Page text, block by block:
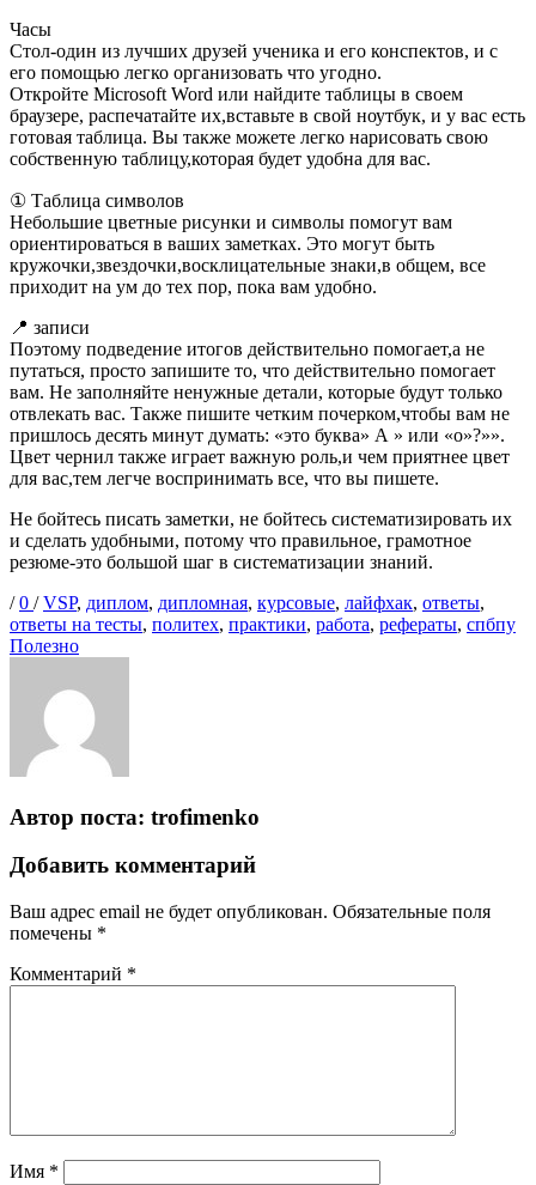
Часы
Стол-один из лучших друзей ученика и его конспектов, и с
его помощью легко организовать что угодно.
Откройте Microsoft Word или найдите таблицы в своем
браузере, распечатайте их,вставьте в свой ноутбук, и у вас есть
готовая таблица. Вы также можете легко нарисовать свою
собственную таблицу,которая будет удобна для вас.
① Таблица символов
Небольшие цветные рисунки и символы помогут вам
ориентироваться в ваших заметках. Это могут быть
кружочки,звездочки,восклицательные знаки,в общем, все
приходит на ум до тех пор, пока вам удобно.
📍 записи
Поэтому подведение итогов действительно помогает,а не
путаться, просто запишите то, что действительно помогает
вам. Не заполняйте ненужные детали, которые будут только
отвлекать вас. Также пишите четким почерком,чтобы вам не
пришлось десять минут думать: «это буква» А » или «о»?»».
Цвет чернил также играет важную роль,и чем приятнее цвет
для вас,тем легче воспринимать все, что вы пишете.
Не бойтесь писать заметки, не бойтесь систематизировать их
и сделать удобными, потому что правильное, грамотное
резюме-это большой шаг в систематизации знаний.
Опубликовано
/ 0 / Теги
VSP, диплом, дипломная, курсовые, лайфхак, ответы,
ответы на тесты, политех, практики, работа, рефераты, спбпу
Полезно
Автор поста: trofimenko
Добавить комментарий
Ваш адрес email не будет опубликован. Обязательные поля
помечены *
Комментарий *
Имя *